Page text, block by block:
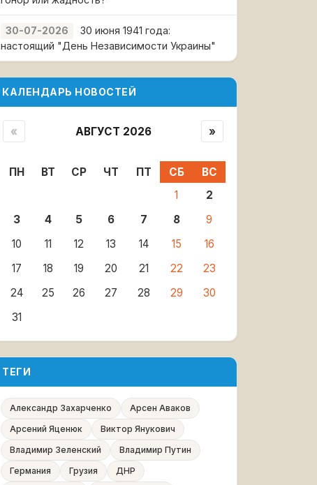
30-07-2026
30 июня 1941 года:
настоящий "День Независимости Украины"
КАЛЕНДАРЬ НОВОСТЕЙ
« АВГУСТ 2026 »
ПН ВТ СР ЧТ ПТ СБ
ВС
1
2
3
4 5 6 7 8
9
10
11 12 13 14 15
16
17
18 19 20 21 22
23
24
25 26 27 28 29
30
31
ТЕГИ
Александр Захарченко
Арсен Аваков
Арсений Яценюк
Виктор Янукович
Владимир Зеленский
Владимир Путин
Германия
Грузия
ДНР